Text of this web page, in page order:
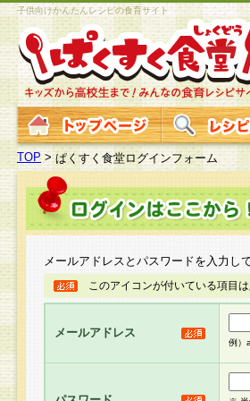
子供向けかんたんレシピの食育サイト
TOP >ぱくすく食堂ログインフォーム
メールアドレスとパスワードを入力し
このアイコンが付いている項目
メールアドレス
例）